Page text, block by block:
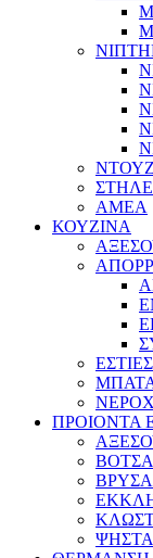
ΑΜΕΑ
ΚΟΥΖΙΝΑ
ΠΡΟΙΟΝΤΑ